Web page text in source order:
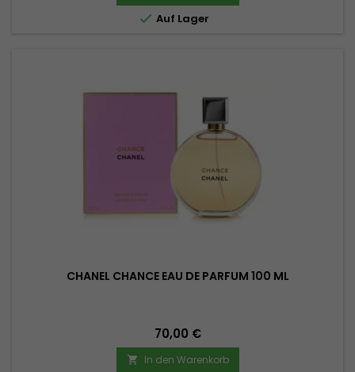
 Auf Lager
CHANEL CHANCE EAU DE PARFUM 100 ML
Preis
70,00 €
 In den Warenkorb